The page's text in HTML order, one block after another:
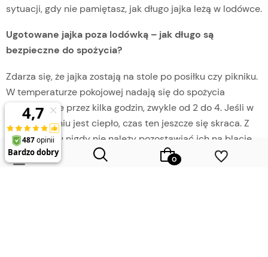
sytuacji, gdy nie pamiętasz, jak długo jajka leżą w lodówce.
Ugotowane jajka poza lodówką – jak długo są
bezpieczne do spożycia?
Zdarza się, że jajka zostają na stole po posiłku czy pikniku.
W temperaturze pokojowej nadają się do spożycia
maksymalnie przez kilka godzin, zwykle od 2 do 4. Jeśli w
pomieszczeniu jest ciepło, czas ten jeszcze się skraca. Z
tego powodu nigdy nie należy pozostawiać ich na blacie
przez cały dzień ani przewozić w nieodpowiednich
warunkach.